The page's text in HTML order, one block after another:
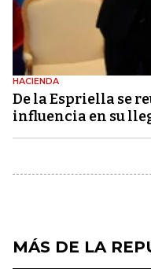
HACIENDA
De la Espriella se
influencia en su
MÁS DE LA